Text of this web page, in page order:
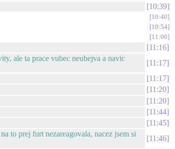
10:39
10:40
10:54
11:00
11:16
ale ta prace vubec neubejva a navic
11:17
11:17
11:20
11:20
11:44
11:45
to prej furt nezareagovala, nacez jsem si
11:46